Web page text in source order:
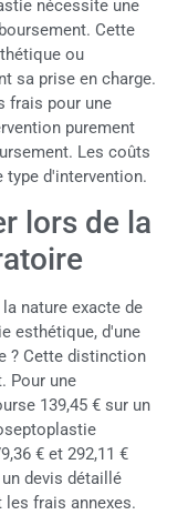
nécessite une
Cette
ou
sa prise en charge.
frais pour une
purement
Les coûts
type d'intervention.
lors de la
nature exacte de
esthétique, d'une
? Cette distinction
Pour une
139,45 € sur un
€ et 292,11 €
devis détaillé
frais annexes.